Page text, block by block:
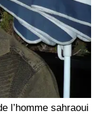
l’homme sahraoui